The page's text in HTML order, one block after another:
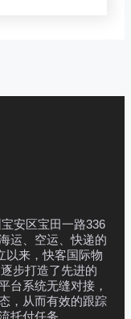
安区宝田一路336
运、空运、快递的
以来，快客国际物
步打造了先进的
台系统无缝对接，
，从而有效的跟踪